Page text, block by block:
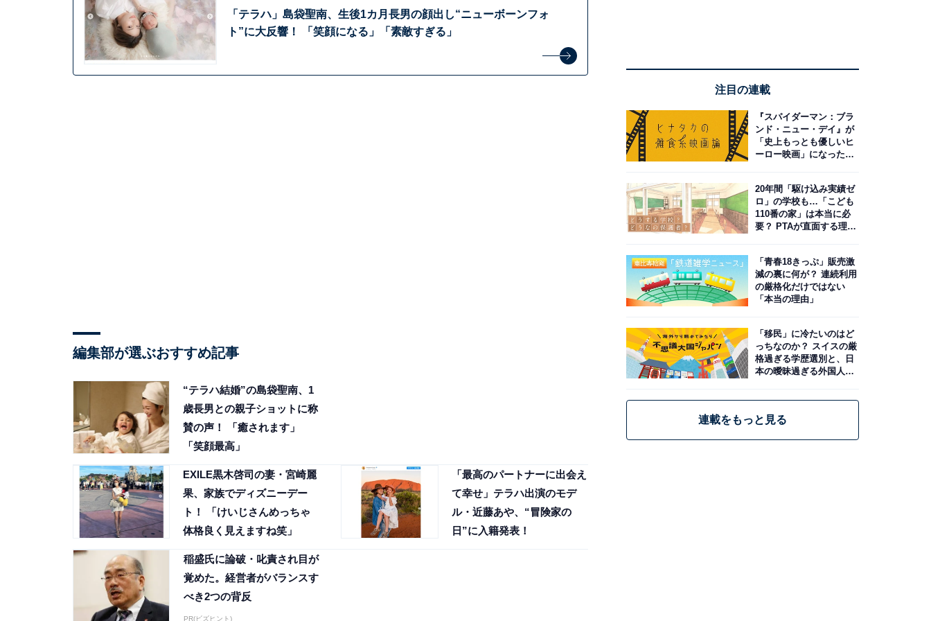
「テラハ」島袋聖南、生後1カ月長男の顔出し“ニューボーンフォ
ト”に大反響！ 「笑顔になる」「素敵すぎる」
編集部が選ぶおすすめ記事
“テラハ結婚”の島袋聖南、1
歳長男との親子ショットに称
賛の声！ 「癒されます」
「笑顔最高」
EXILE黒木啓司の妻・宮崎麗
果、家族でディズニーデー
ト！ 「けいじさんめっちゃ
体格良く見えますね笑」
「最高のパートナーに出会え
て幸せ」テラハ出演のモデ
ル・近藤あや、“冒険家の
日”に入籍発表！
稲盛氏に論破・叱責され目が
覚めた。経営者がバランスす
べき2つの背反
PR(ビズヒント)
注目の連載
『スパイダーマン：ブラ
ンド・ニュー・デイ』が
「史上もっとも優しいヒ
ーロー映画」になった理
20年間「駆け込み実績ゼ
ロ」の学校も…「こども
110番の家」は本当に必
要？ PTAが直面する理想
「青春18きっぷ」販売激
減の裏に何が？ 連続利用
の厳格化だけではない
「本当の理由」
「移民」に冷たいのはど
っちなのか？ スイスの厳
格過ぎる学歴選別と、日
本の曖昧過ぎる外国人政
連載をもっと見る